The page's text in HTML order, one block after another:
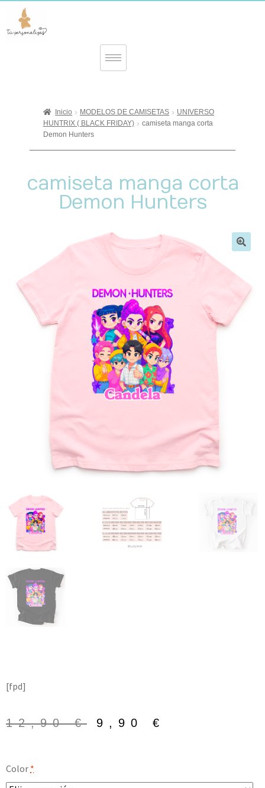
Inicio MODELOS DE CAMISETAS
UNIVERSO
HUNTRIX ( BLACK FRIDAY)
camiseta manga corta
Demon Hunters
camiseta manga corta
Demon Hunters
[fpd]
12,90€ 9,90 €
Color *